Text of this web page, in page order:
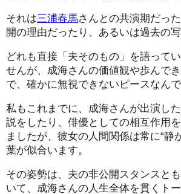
それは三浦春馬さんとの共演期だっ
開の理由だったり、あるいは過去の
どれも直接「夫そのもの」を語って
せんが、成海さんの価値観や歩んで
で、確かに無視できないピースなんで
私もこれまでに、成海さんが出演し
説をしたり、俳優としての相互作用
ましたが、彼女の人間関係は常に“静
葉が似合います。
その姿勢は、夫の非公開スタンスと
いて、成海さんの人生全体を貫くト